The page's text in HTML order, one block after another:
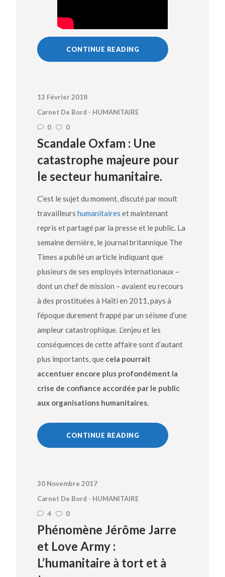
CONTINUE READING
13 Février 2018
Carnet De Bord - HUMANITAIRE
0
0
Scandale Oxfam : Une
catastrophe majeure pour
le secteur humanitaire.
C’est le sujet du moment, discuté par moult
travailleurs humanitaires et maintenant
repris et partagé par la presse et le public. La
semaine dernière, le journal britannique The
Times a publié un article indiquant que
plusieurs de ses employés internationaux –
dont un chef de mission – avaient eu recours
à des prostituées à Haïti en 2011, pays à
l’époque durement frappé par un séisme d’une
ampleur catastrophique. L’enjeu et les
conséquences de cette affaire sont d’autant
plus importants, que cela pourrait
accentuer encore plus profondément la
crise de confiance accordée par le public
aux organisations humanitaires.
CONTINUE READING
30 Novembre 2017
Carnet De Bord - HUMANITAIRE
4
0
Phénomène Jérôme Jarre
et Love Army :
L’humanitaire à tort et à